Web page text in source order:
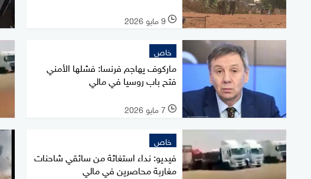
l 9 مايو 2026
خاص
ماركوف يهاجم فرنسا: فشلها الأمني
فتح باب روسيا في مالي
l 7 مايو 2026
خاص
فيديو: نداء استغاثة من سائقي شاحنات
مغاربة محاصرين في مالي